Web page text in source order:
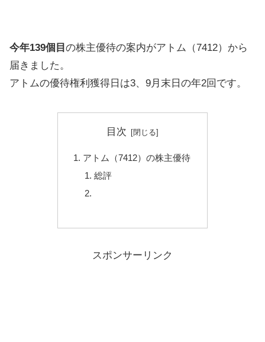
今年139個目 の株主優待の案内がアトム（7412）から
届きました。
アトムの優待権利獲得日は3、9月末日の年2回です。
目次
アトム（7412）の株主優待
総評
スポンサーリンク